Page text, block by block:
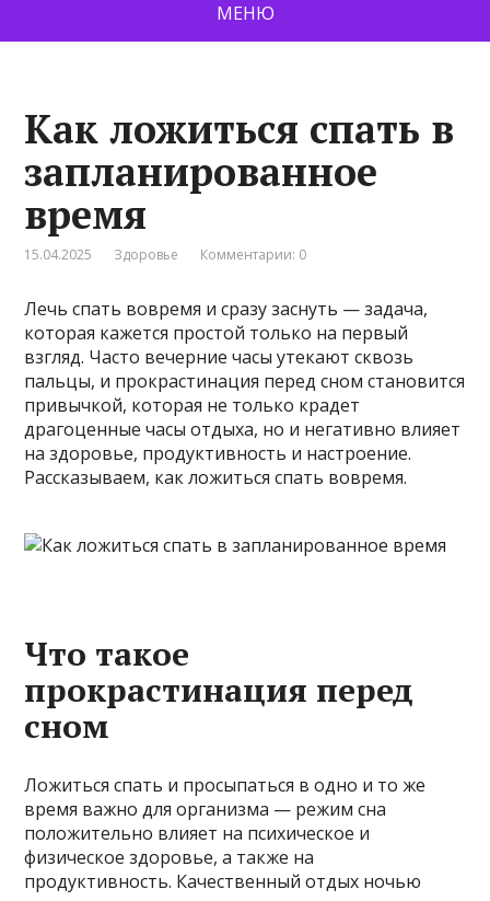
МЕНЮ
Как ложиться спать в
запланированное
время
15.04.2025 Здоровье Комментарии: 0
Лечь спать вовремя и сразу заснуть — задача,
которая кажется простой только на первый
взгляд. Часто вечерние часы утекают сквозь
пальцы, и прокрастинация перед сном становится
привычкой, которая не только крадет
драгоценные часы отдыха, но и негативно влияет
на здоровье, продуктивность и настроение.
Рассказываем, как ложиться спать вовремя.
Что такое
прокрастинация перед
сном
Ложиться спать и просыпаться в одно и то же
время важно для организма — режим сна
положительно влияет на психическое и
физическое здоровье, а также на
продуктивность. Качественный отдых ночью